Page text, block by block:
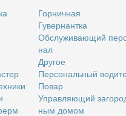
Гор­нич­ная
Гу­вер­нант­ка
Об­слу­жи­ва­ю­щий
нал
Дру­гое
Пер­со­наль­ный
По­вар
Управ­ля­ю­щий
ным до­мом